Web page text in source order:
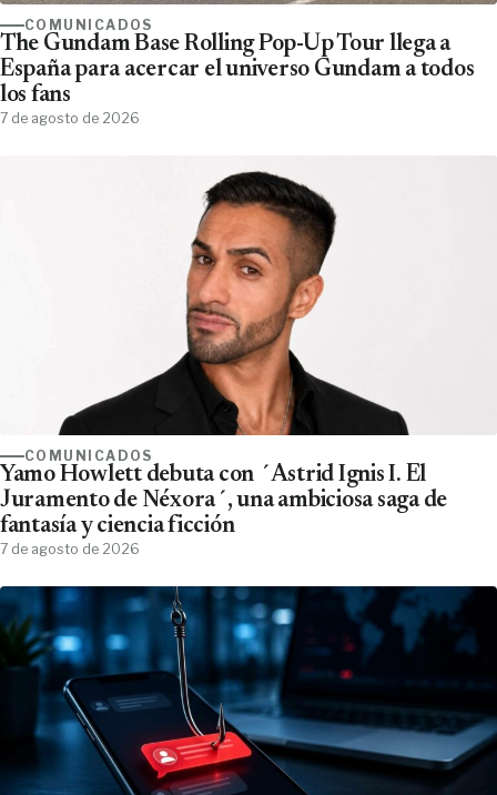
COMUNICADOS
The Gundam Base Rolling Pop-Up Tour llega a
España para acercar el universo Gundam a todos
los fans
7 de agosto de 2026
COMUNICADOS
Yamo Howlett debuta con ´Astrid Ignis I. El
Juramento de Néxora´, una ambiciosa saga de
fantasía y ciencia ficción
7 de agosto de 2026